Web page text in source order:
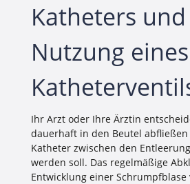
Katheters und
Nutzung eines
Ihr Arzt oder Ihre Ärztin
dauerhaft in den Beutel
Katheter zwischen den
werden soll. Das regelmäßige
Entwicklung einer Schrumpfblase